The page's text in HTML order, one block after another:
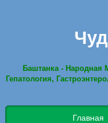
Баштанка - Народная
Гепатология,
Главная